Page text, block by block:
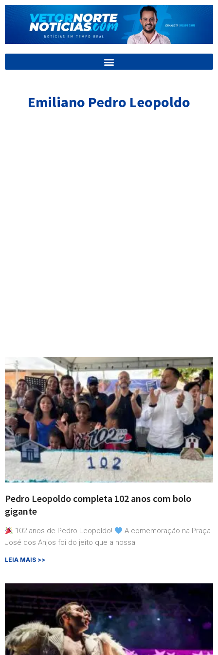
para
conteúdo
Emiliano Pedro Leopoldo
Pedro Leopoldo completa 102 anos com bolo
gigante
102 anos de Pedro Leopoldo!
A comemoração na Praça
José dos Anjos foi do jeito que a nossa
LEIA MAIS >>